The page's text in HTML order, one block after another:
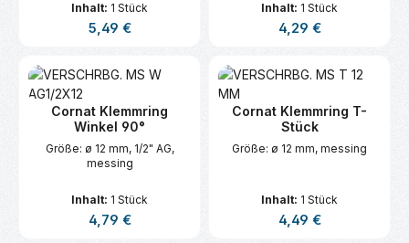
Inhalt: 1 Stück
Regulärer Preis:
5,49 €
Inhalt: 1 Stück
Regulärer Preis:
4,29 €
Cornat Klemmring
Winkel 90°
Größe: ø 12 mm, 1/2" AG,
messing
Inhalt: 1 Stück
Regulärer Preis:
4,79 €
Cornat Klemmring T-
Stück
Größe: ø 12 mm, messing
Inhalt: 1 Stück
Regulärer Preis:
4,49 €